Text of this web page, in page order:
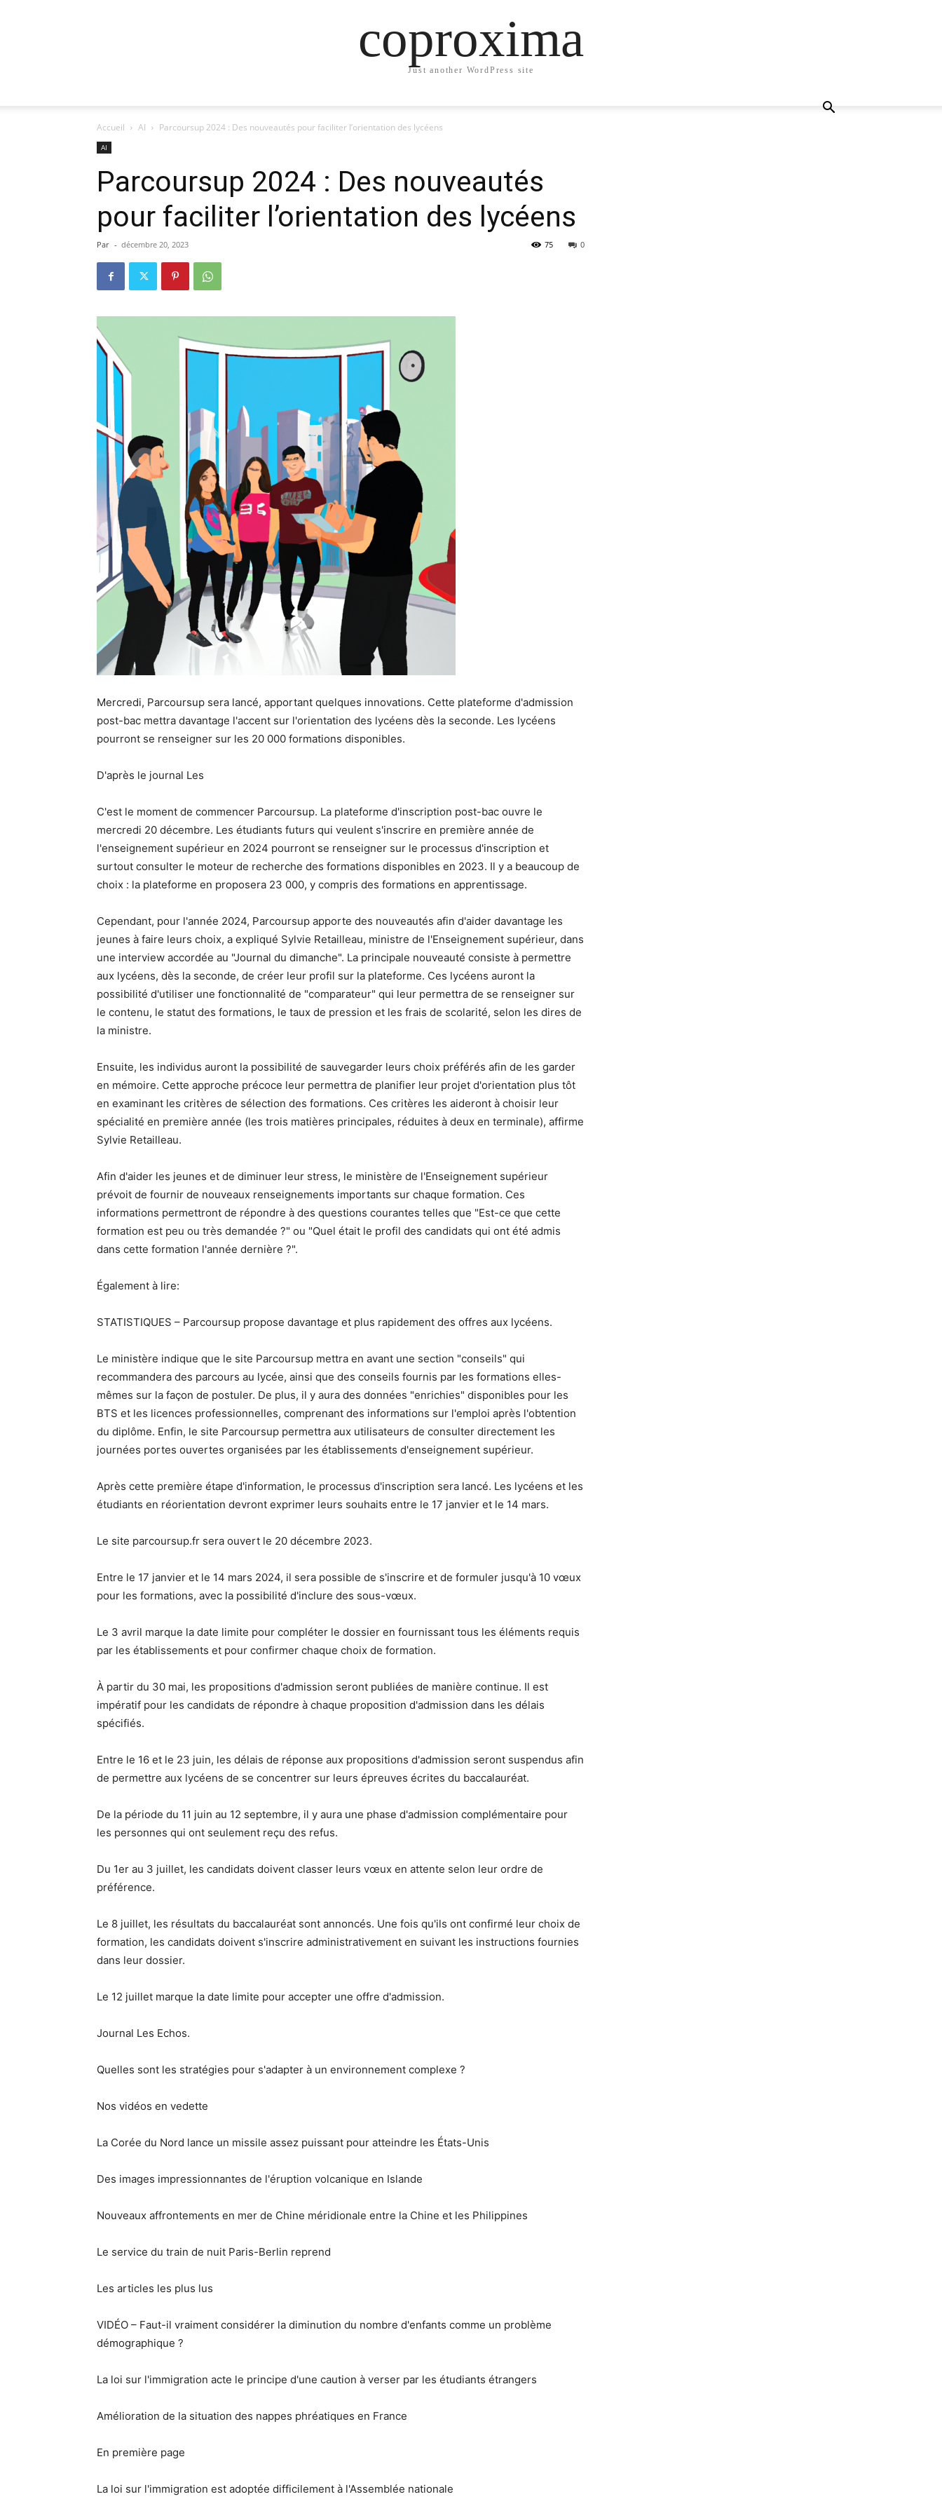
coproxima
Just another WordPress site
Accueil AI Parcoursup 2024 : Des nouveautés pour faciliter l’orientation des lycéens
AI
Parcoursup 2024 : Des nouveautés
pour faciliter l’orientation des lycéens
Par - décembre 20, 2023 0
75
Mercredi, Parcoursup sera lancé, apportant quelques innovations. Cette plateforme d'admission
post-bac mettra davantage l'accent sur l'orientation des lycéens dès la seconde. Les lycéens
pourront se renseigner sur les 20 000 formations disponibles.
D'après le journal Les
C'est le moment de commencer Parcoursup. La plateforme d'inscription post-bac ouvre le
mercredi 20 décembre. Les étudiants futurs qui veulent s'inscrire en première année de
l'enseignement supérieur en 2024 pourront se renseigner sur le processus d'inscription et
surtout consulter le moteur de recherche des formations disponibles en 2023. Il y a beaucoup de
choix : la plateforme en proposera 23 000, y compris des formations en apprentissage.
Cependant, pour l'année 2024, Parcoursup apporte des nouveautés afin d'aider davantage les
jeunes à faire leurs choix, a expliqué Sylvie Retailleau, ministre de l'Enseignement supérieur, dans
une interview accordée au "Journal du dimanche". La principale nouveauté consiste à permettre
aux lycéens, dès la seconde, de créer leur profil sur la plateforme. Ces lycéens auront la
possibilité d'utiliser une fonctionnalité de "comparateur" qui leur permettra de se renseigner sur
le contenu, le statut des formations, le taux de pression et les frais de scolarité, selon les dires de
la ministre.
Ensuite, les individus auront la possibilité de sauvegarder leurs choix préférés afin de les garder
en mémoire. Cette approche précoce leur permettra de planifier leur projet d'orientation plus tôt
en examinant les critères de sélection des formations. Ces critères les aideront à choisir leur
spécialité en première année (les trois matières principales, réduites à deux en terminale), affirme
Sylvie Retailleau.
Afin d'aider les jeunes et de diminuer leur stress, le ministère de l'Enseignement supérieur
prévoit de fournir de nouveaux renseignements importants sur chaque formation. Ces
informations permettront de répondre à des questions courantes telles que "Est-ce que cette
formation est peu ou très demandée ?" ou "Quel était le profil des candidats qui ont été admis
dans cette formation l'année dernière ?".
Également à lire:
STATISTIQUES – Parcoursup propose davantage et plus rapidement des offres aux lycéens.
Le ministère indique que le site Parcoursup mettra en avant une section "conseils" qui
recommandera des parcours au lycée, ainsi que des conseils fournis par les formations elles-
mêmes sur la façon de postuler. De plus, il y aura des données "enrichies" disponibles pour les
BTS et les licences professionnelles, comprenant des informations sur l'emploi après l'obtention
du diplôme. Enfin, le site Parcoursup permettra aux utilisateurs de consulter directement les
journées portes ouvertes organisées par les établissements d'enseignement supérieur.
Après cette première étape d'information, le processus d'inscription sera lancé. Les lycéens et les
étudiants en réorientation devront exprimer leurs souhaits entre le 17 janvier et le 14 mars.
Le site parcoursup.fr sera ouvert le 20 décembre 2023.
Entre le 17 janvier et le 14 mars 2024, il sera possible de s'inscrire et de formuler jusqu'à 10 vœux
pour les formations, avec la possibilité d'inclure des sous-vœux.
Le 3 avril marque la date limite pour compléter le dossier en fournissant tous les éléments requis
par les établissements et pour confirmer chaque choix de formation.
À partir du 30 mai, les propositions d'admission seront publiées de manière continue. Il est
impératif pour les candidats de répondre à chaque proposition d'admission dans les délais
spécifiés.
Entre le 16 et le 23 juin, les délais de réponse aux propositions d'admission seront suspendus afin
de permettre aux lycéens de se concentrer sur leurs épreuves écrites du baccalauréat.
De la période du 11 juin au 12 septembre, il y aura une phase d'admission complémentaire pour
les personnes qui ont seulement reçu des refus.
Du 1er au 3 juillet, les candidats doivent classer leurs vœux en attente selon leur ordre de
préférence.
Le 8 juillet, les résultats du baccalauréat sont annoncés. Une fois qu'ils ont confirmé leur choix de
formation, les candidats doivent s'inscrire administrativement en suivant les instructions fournies
dans leur dossier.
Le 12 juillet marque la date limite pour accepter une offre d'admission.
Journal Les Echos.
Quelles sont les stratégies pour s'adapter à un environnement complexe ?
Nos vidéos en vedette
La Corée du Nord lance un missile assez puissant pour atteindre les États-Unis
Des images impressionnantes de l'éruption volcanique en Islande
Nouveaux affrontements en mer de Chine méridionale entre la Chine et les Philippines
Le service du train de nuit Paris-Berlin reprend
Les articles les plus lus
VIDÉO – Faut-il vraiment considérer la diminution du nombre d'enfants comme un problème
démographique ?
La loi sur l'immigration acte le principe d'une caution à verser par les étudiants étrangers
Amélioration de la situation des nappes phréatiques en France
En première page
La loi sur l'immigration est adoptée difficilement à l'Assemblée nationale